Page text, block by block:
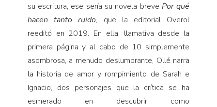
su escritura, ese sería su novela breve Por qué
hacen tanto ruido, que la editorial Overol
reeditó en 2019. En ella, llamativa desde la
primera página y al cabo de 10 simplemente
asombrosa, a menudo deslumbrante, Ollé narra
la historia de amor y rompimiento de Sarah e
Ignacio, dos personajes que la crítica se ha
esmerado en descubrir como